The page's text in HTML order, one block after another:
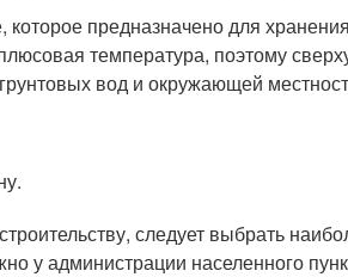
предназначено для
температура, поэтому
вод и окружающей
следует выбрать
у администрации населенного